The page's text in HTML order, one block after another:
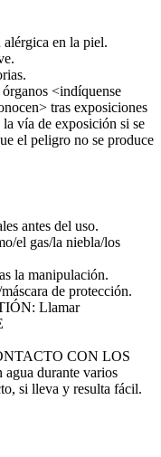
en la piel.
<indíquense
tras exposiciones
vía de exposición si se
el peligro no se produce
antes del uso.
el gas/la niebla/los
la manipulación.
de protección.
Llamar
CON LOS
agua durante varios
si lleva y resulta fácil.